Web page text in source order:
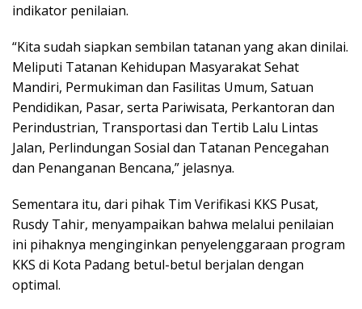
indikator penilaian.
“Kita sudah siapkan sembilan tatanan yang akan dinilai.
Meliputi Tatanan Kehidupan Masyarakat Sehat
Mandiri, Permukiman dan Fasilitas Umum, Satuan
Pendidikan, Pasar, serta Pariwisata, Perkantoran dan
Perindustrian, Transportasi dan Tertib Lalu Lintas
Jalan, Perlindungan Sosial dan Tatanan Pencegahan
dan Penanganan Bencana,” jelasnya.
Sementara itu, dari pihak Tim Verifikasi KKS Pusat,
Rusdy Tahir, menyampaikan bahwa melalui penilaian
ini pihaknya menginginkan penyelenggaraan program
KKS di Kota Padang betul-betul berjalan dengan
optimal.